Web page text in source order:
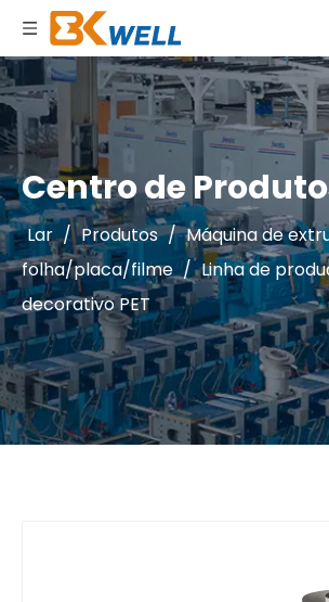
Centro de
Lar / Produtos / Máquina de
folha/placa/filme / Linha de
decorativo PET